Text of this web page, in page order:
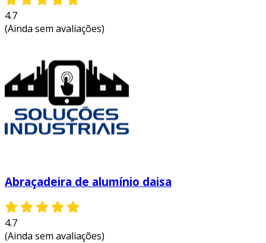
4.7
(Ainda sem avaliações)
Abraçadeira de alumínio daisa
4.7
(Ainda sem avaliações)